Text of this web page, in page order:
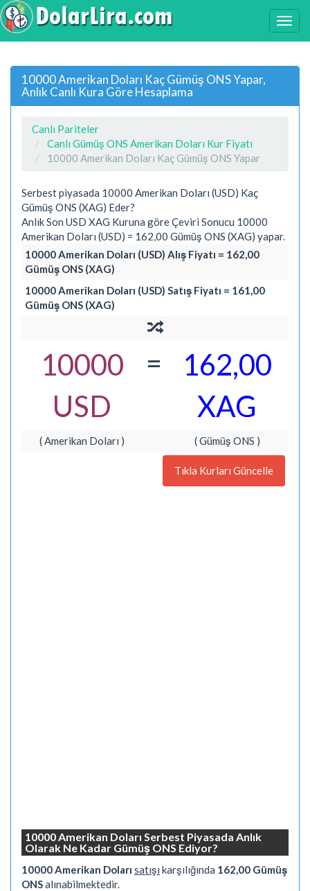
10000 Amerikan Doları Kaç Gümüş ONS Yapar,
Anlık Canlı Kura Göre Hesaplama
Canlı Pariteler
Canlı Gümüş ONS Amerikan Doları Kur Fiyatı
10000 Amerikan Doları Kaç Gümüş ONS Yapar
Serbest piyasada 10000 Amerikan Doları (USD) Kaç
Gümüş ONS (XAG) Eder?
Anlık Son USD XAG Kuruna göre Çeviri Sonucu 10000
Amerikan Doları (USD) = 162,00 Gümüş ONS (XAG) yapar.
10000 Amerikan Doları (USD) Alış Fiyatı = 162,00
Gümüş ONS (XAG)
10000 Amerikan Doları (USD) Satış Fiyatı = 161,00
Gümüş ONS (XAG)
10000
USD
=
162,00
XAG
( Amerikan Doları ) ( Gümüş ONS )
Tıkla Kurları Güncelle
10000 Amerikan Doları Serbest Piyasada Anlık
Olarak Ne Kadar Gümüş ONS Ediyor?
10000 Amerikan Doları satışı karşılığında 162,00 Gümüş
ONSalınabilmektedir.